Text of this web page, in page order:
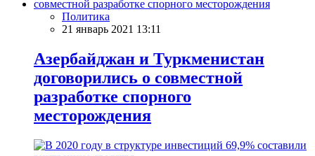
Политика
21 январь 2021 13:11
Азербайджан и Туркменистан
договорились о совместной
разработке спорного
месторождения